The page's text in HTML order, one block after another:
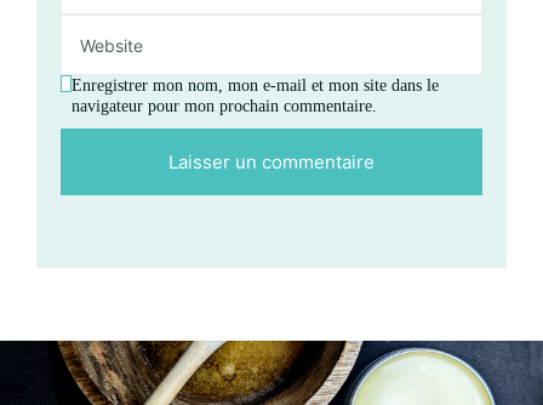
Enregistrer mon nom, mon e-mail et mon site dans le
navigateur pour mon prochain commentaire.